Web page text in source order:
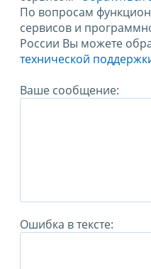
По вопросам
сервисов и
России Вы можете
технической
Ваше сообщение:
Ошибка в тексте: